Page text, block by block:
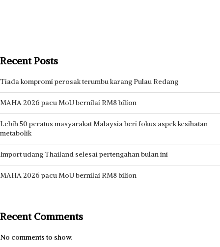
Recent Posts
Tiada kompromi perosak terumbu karang Pulau Redang
MAHA 2026 pacu MoU bernilai RM8 bilion
Lebih 50 peratus masyarakat Malaysia beri fokus aspek kesihatan
metabolik
Import udang Thailand selesai pertengahan bulan ini
MAHA 2026 pacu MoU bernilai RM8 bilion
Recent Comments
No comments to show.